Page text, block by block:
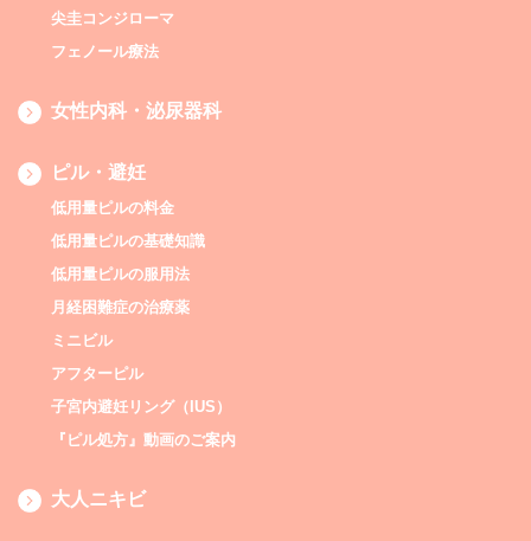
尖圭コンジローマ
フェノール療法
女性内科・泌尿器科
ピル・避妊
低用量ピルの料金
低用量ピルの基礎知識
低用量ピルの服用法
月経困難症の治療薬
ミニビル
アフターピル
子宮内避妊リング（IUS）
『ピル処方』動画のご案内
大人ニキビ